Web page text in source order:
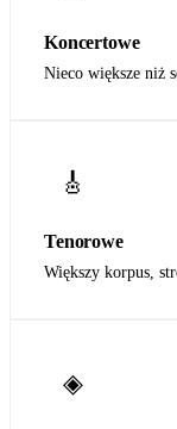
Koncertowe
Nieco większe niż
🎸
Tenorowe
Większy korpus,
◈